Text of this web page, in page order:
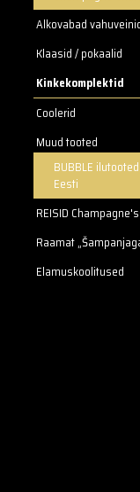
Alkovabad
Klaasid / pokaalid
Kinkekomplektid
Coolerid
Muud tooted
BUBBLE
Eesti
REISID
Raamat
Elamuskoolitused